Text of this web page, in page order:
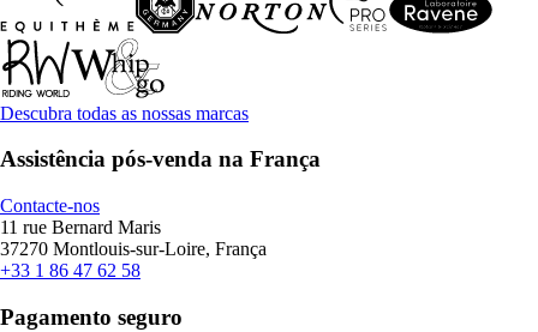
Descubra todas as nossas marcas
Assistência pós-venda na França
Contacte-nos
11 rue Bernard Maris
37270 Montlouis-sur-Loire, França
+33 1 86 47 62 58
Pagamento seguro